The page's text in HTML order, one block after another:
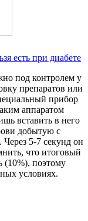
есть при диабете
под контролем у
препаратов или
прибор
аппаратом
вставить в него
добытую с
5-7 секунд он
что итоговый
(10%), поэтому
условиях.